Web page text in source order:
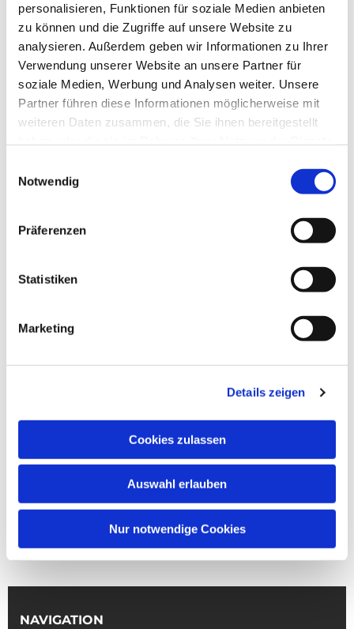
personalisieren, Funktionen für soziale Medien anbieten
zu können und die Zugriffe auf unsere Website zu
analysieren. Außerdem geben wir Informationen zu Ihrer
Verwendung unserer Website an unsere Partner für
soziale Medien, Werbung und Analysen weiter. Unsere
Partner führen diese Informationen möglicherweise mit
weiteren Daten zusammen, die Sie ihnen bereitgestellt
Notwendig
Präferenzen
Statistiken
Marketing
Details zeigen
Cookies zulassen
Auswahl erlauben
Nur notwendige Cookies
Dies könnte Sie auch
interessieren
NAVIGATION